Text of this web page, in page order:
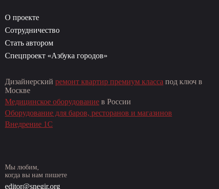
О проекте
Сотрудничество
Стать автором
Спецпроект «Азбука городов»
Дизайнерский ремонт квартир премиум класса под ключ в
Москве
Медицинское оборудование в России
Оборудование для баров, ресторанов и магазинов
Внедрение 1С
Мы любим,
когда вы нам пишете
editor@snegir.org